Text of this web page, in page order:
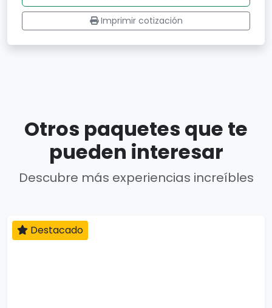
Imprimir cotización
Otros paquetes que te
pueden interesar
Descubre más experiencias increíbles
Destacado